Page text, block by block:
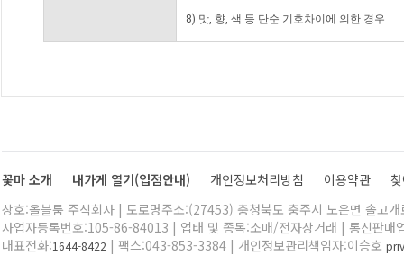
8) 맛, 향, 색 등 단순 기호차이에 의한 경우
꽃마 소개 내가게 열기(입점안내) 개인정보처리방침 이용약관
상호:올블룸 주식회사 | 도로명주소:(27453) 충청북도 충주시 노은면 솔고
사업자등록번호:105-86-84013 | 업태 및 종목:소매/전자상거래 | 통신판매
대표전화:1644-8422 | 팩스:043-853-3384 | 개인정보관리책임자:이승호